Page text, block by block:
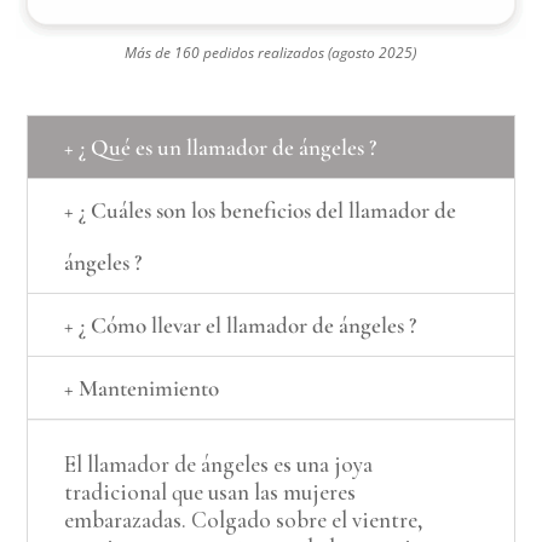
Más de 160 pedidos realizados (agosto 2025)
+ ¿ Qué es un llamador de ángeles ?
+ ¿ Cuáles son los beneficios del llamador de
ángeles ?
+ ¿ Cómo llevar el llamador de ángeles ?
+ Mantenimiento
El llamador de ángeles es una joya
tradicional que usan las mujeres
embarazadas. Colgado sobre el vientre,